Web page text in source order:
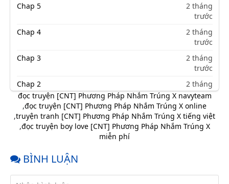
Chap 5
2 tháng
trước
Chap 4
2 tháng
trước
Chap 3
2 tháng
trước
Chap 2
2 tháng
trước
Chap 1
2 tháng
trước
đọc truyện [CNT] Phương Pháp Nhắm Trúng X navyteam
,đọc truyện [CNT] Phương Pháp Nhắm Trúng X online
,truyện tranh [CNT] Phương Pháp Nhắm Trúng X tiếng việt
,đọc truyện boy love [CNT] Phương Pháp Nhắm Trúng X
miễn phí
BÌNH LUẬN